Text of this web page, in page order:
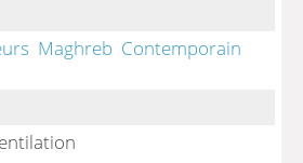
Maghreb Contemporain